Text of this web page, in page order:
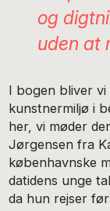
og
uden at
I bogen bliver
kunstnermiljø i
her, vi møder
Jørgensen fra
københavnske
datidens unge
da hun rejser